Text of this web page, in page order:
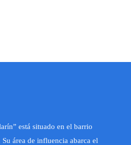
está situado en el barrio
área de influencia abarca el